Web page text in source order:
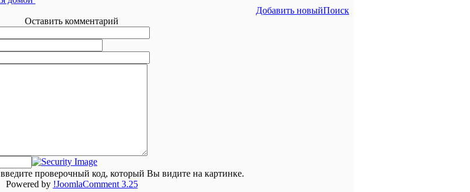
Добавить новыйПоиск
Оставить комментарий
проверочный код, который Вы видите на картинке.
Powered by !JoomlaComment 3.25